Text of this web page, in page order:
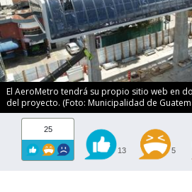
El AeroMetro tendrá su propio sitio web en
del proyecto. (Foto: Municipalidad de
25
13 5